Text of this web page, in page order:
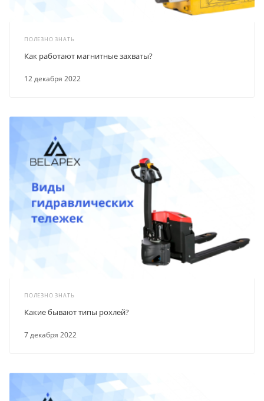
ПОЛЕЗНО ЗНАТЬ
12 декабря 2022
Как работают магнитные захваты?
ПОЛЕЗНО ЗНАТЬ
7 декабря 2022
Какие бывают типы рохлей?